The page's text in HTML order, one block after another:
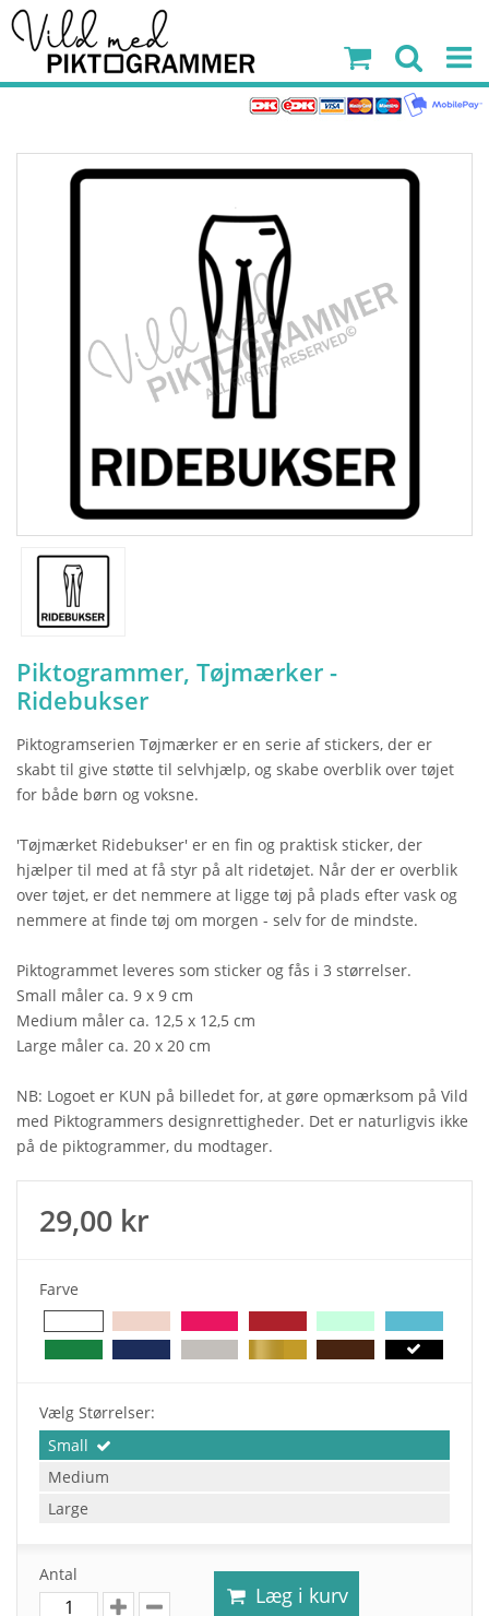
Piktogrammer, Tøjmærker -
Ridebukser
Piktogramserien Tøjmærker er en serie af stickers, der er
skabt til give støtte til selvhjælp, og skabe overblik over tøjet
for både børn og voksne.
'Tøjmærket Ridebukser' er en fin og praktisk sticker, der
hjælper til med at få styr på alt ridetøjet. Når der er overblik
over tøjet, er det nemmere at ligge tøj på plads efter vask og
nemmere at finde tøj om morgen - selv for de mindste.
Piktogrammet leveres som sticker og fås i 3 størrelser.
Small måler ca. 9 x 9 cm
Medium måler ca. 12,5 x 12,5 cm
Large måler ca. 20 x 20 cm
NB: Logoet er KUN på billedet for, at gøre opmærksom på Vild
med Piktogrammers designrettigheder. Det er naturligvis ikke
på de piktogrammer, du modtager.
29,00 kr
Farve
Vælg Størrelser:
Small
Medium
Large
Antal
Læg i kurv